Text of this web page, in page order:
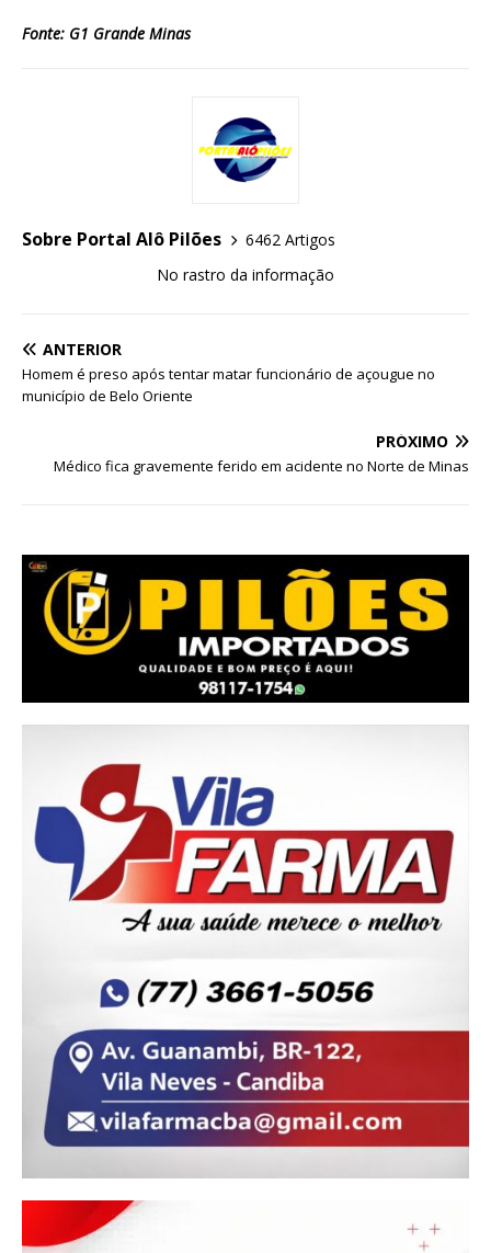
Fonte: G1 Grande Minas
Sobre Portal Alô Pilões
6462 Artigos
No rastro da informação
ANTERIOR
Homem é preso após tentar matar funcionário de açougue no
município de Belo Oriente
PRÓXIMO
Médico fica gravemente ferido em acidente no Norte de Minas